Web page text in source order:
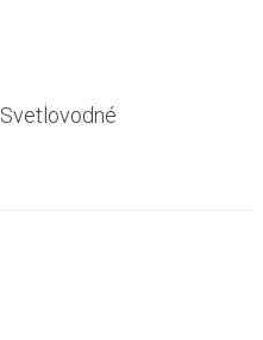
Svetlovodné